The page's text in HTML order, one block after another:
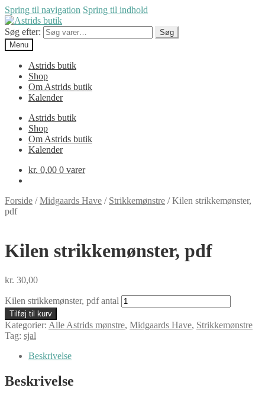
Spring til navigation Spring til indhold
Søg efter:
Søg
Menu
Astrids butik
Shop
Om Astrids butik
Kalender
Astrids butik
Shop
Om Astrids butik
Kalender
kr. 0,00 0 varer
Forside /Midgaards Have / Strikkemønstre /Kilen strikkemønster,
pdf
Kilen strikkemønster, pdf
kr. 30,00
Kilen strikkemønster, pdf antal
Tilføj til kurv
Kategorier: Alle Astrids mønstre, Midgaards Have, Strikkemønstre
Tag: sjal
Beskrivelse
Beskrivelse